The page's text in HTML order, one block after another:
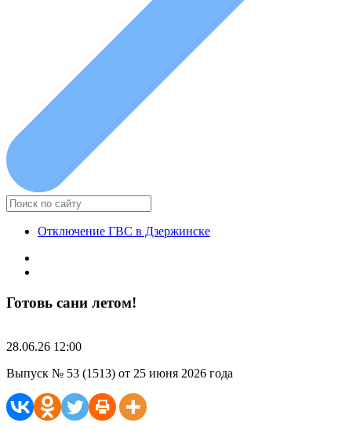
Отключение ГВС в Дзержинске
Готовь сани летом!
28.06.26 12:00
Выпуск № 53 (1513) от 25 июня 2026 года